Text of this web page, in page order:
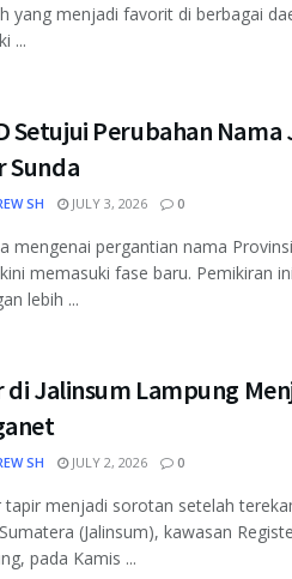
yang menjadi favorit di berbagai
...
Setujui Perubahan
Sunda
SH JULY 3, 2026 0
mengenai pergantian nama
memasuki fase baru. Pemikiran
lebih ...
di Jalinsum Lampung
SH JULY 2, 2026 0
tapir menjadi sorotan setelah
(Jalinsum), kawasan
pada Kamis ...